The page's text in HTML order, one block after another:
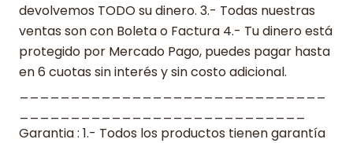
devolvemos TODO su dinero. 3.- Todas nuestras
ventas son con Boleta o Factura 4.- Tu dinero está
protegido por Mercado Pago, puedes pagar hasta
en 6 cuotas sin interés y sin costo adicional.
Garantia : 1.- Todos los productos tienen garantía